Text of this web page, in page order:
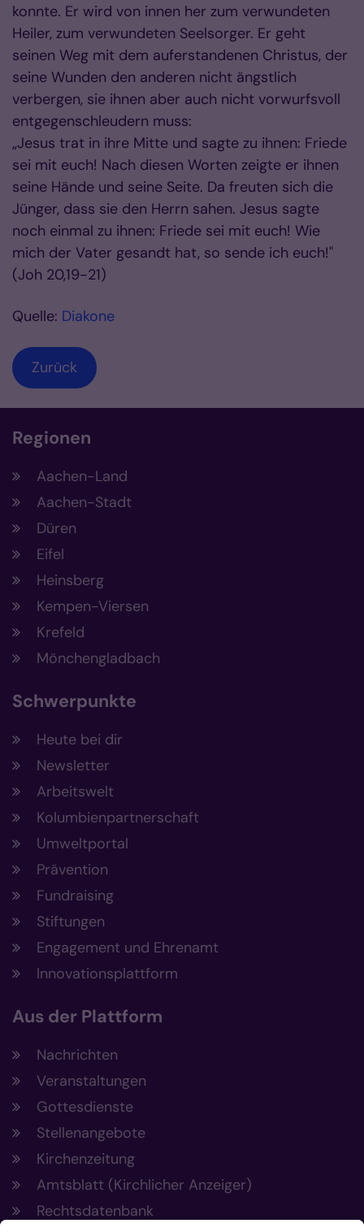
konnte. Er wird von innen her zum verwundeten
Heiler, zum verwundeten Seelsorger. Er geht
seinen Weg mit dem auferstandenen Christus, der
seine Wunden den anderen nicht ängstlich
verbergen, sie ihnen aber auch nicht vorwurfsvoll
entgegenschleudern muss:
„Jesus trat in ihre Mitte und sagte zu ihnen: Friede
sei mit euch! Nach diesen Worten zeigte er ihnen
seine Hände und seine Seite. Da freuten sich die
Jünger, dass sie den Herrn sahen. Jesus sagte
noch einmal zu ihnen: Friede sei mit euch! Wie
mich der Vater gesandt hat, so sende ich euch!"
(Joh 20,19-21)
Quelle: Diakone
Zurück
Regionen
Aachen-Land
Aachen-Stadt
Düren
Eifel
Heinsberg
Kempen-Viersen
Krefeld
Mönchengladbach
Schwerpunkte
Heute bei dir
Newsletter
Arbeitswelt
Kolumbienpartnerschaft
Umweltportal
Prävention
Fundraising
Stiftungen
Engagement und Ehrenamt
Innovationsplattform
Aus der Plattform
Nachrichten
Veranstaltungen
Gottesdienste
Stellenangebote
Kirchenzeitung
Amtsblatt (Kirchlicher Anzeiger)
Rechtsdatenbank